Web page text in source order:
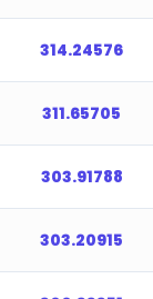
314.24576
311.65705
303.91788
303.20915